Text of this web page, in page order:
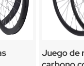
Juego de